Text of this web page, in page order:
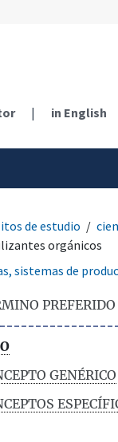
| in English
de estudio
orgánicos
sistemas de
PREFERIDO
GENÉRICO